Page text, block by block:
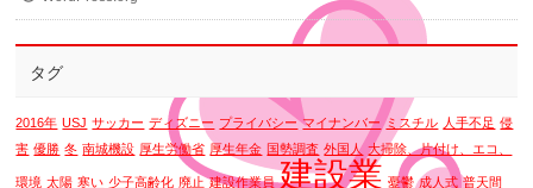
タグ
2016年 USJ サッカー ディズニー プライバシー マイナンバー ミスチル 人手不足 侵
害 優勝 冬 南城機設 厚生労働省 厚生年金 国勢調査 外国人 大掃除、片付け、エコ、
環境 太陽 寒い 少子高齢化 廃止 建設作業員 建設業 憂鬱 成人式 普天間